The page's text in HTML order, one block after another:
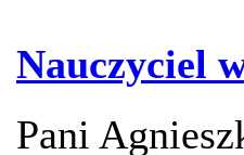
Nauczyciel
Pani